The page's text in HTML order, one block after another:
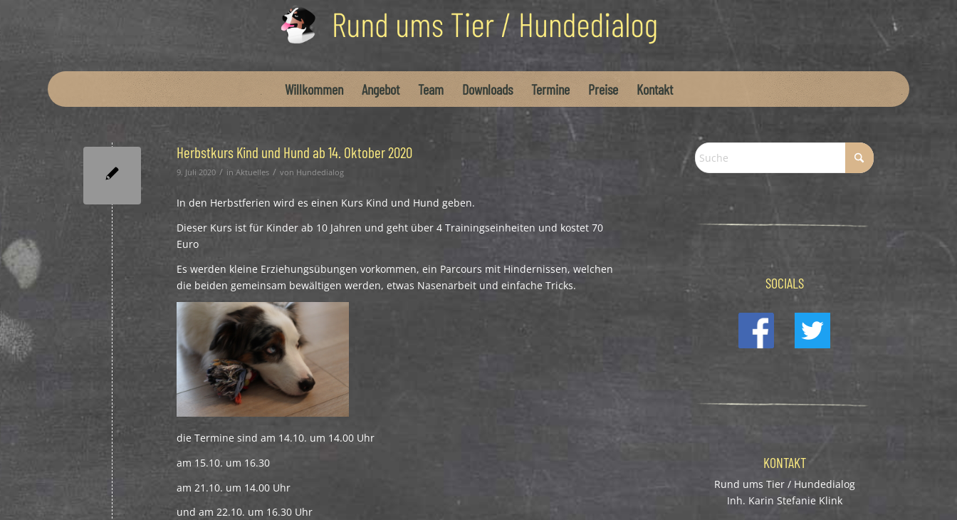
Willkommen Angebot Team Downloads Termine Preise Kontakt
Herbstkurs Kind und Hund ab 14. Oktober 2020
9. Juli 2020 / inAktuelles / von Hundedialog
In den Herbstferien wird es einen Kurs Kind und Hund geben.
Dieser Kurs ist für Kinder ab 10 Jahren und geht über 4 Trainingseinheiten und kostet 70
Euro
Es werden kleine Erziehungsübungen vorkommen, ein Parcours mit Hindernissen, welchen
die beiden gemeinsam bewältigen werden, etwas Nasenarbeit und einfache Tricks.
die Termine sind am 14.10. um 14.00 Uhr
am 15.10. um 16.30
am 21.10. um 14.00 Uhr
und am 22.10. um 16.30 Uhr
SOCIALS
KONTAKT
Rund ums Tier / Hundedialog
Inh. Karin Stefanie Klink